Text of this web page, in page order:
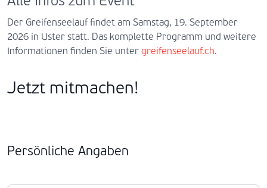
Der Greifenseelauf findet am Samstag, 19. September
2026 in Uster statt. Das komplette Programm und weitere
Informationen finden Sie unter greifenseelauf.ch.
Jetzt mitmachen!
Persönliche Angaben